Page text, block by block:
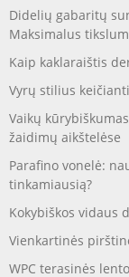
Didelių gabaritų
Maksimalus
Kaip kaklaraištis
Vyrų stilius
Vaikų
žaidimų aikštelėse
Parafino vonelė:
tinkamiausią?
Kokybiškos vidaus
Vienkartinės
WPC terasinės